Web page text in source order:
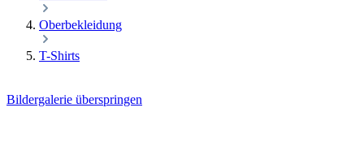
Oberbekleidung
T-Shirts
Bildergalerie überspringen